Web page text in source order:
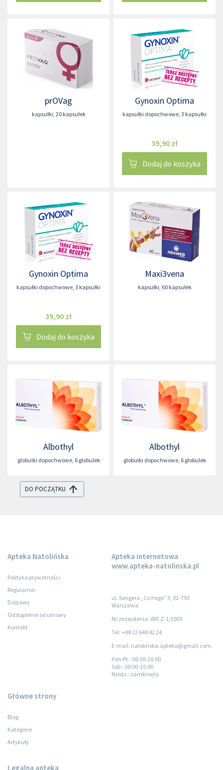
prOVag
kapsułki, 20 kapsułek
Gynoxin Optima
kapsułki dopochwowe, 3 kapsułki
39,90 zł
Dodaj do koszyka
Gynoxin Optima
kapsułki dopochwowe, 3 kapsułki
39,90 zł
Dodaj do koszyka
Maxi3vena
kapsułki, 60 kapsułek
Albothyl
globulki dopochwowe, 6 globulek
Albothyl
globulki dopochwowe, 6 globulek
DO POCZĄTKU
Apteka Natolińska
Polityka prywatności
Regulamin
Dostawy
Odstąpienie od umowy
Kontakt
Apteka internetowa
www.apteka-natolinska.pl
ul. Sengera „Cichego” 3, 02-793
Warszawa
Nr zezwolenia: WIF.Z-1/2003
Tel: +48 22 648 42 24
E-mail: natolinska.apteka@gmail.com
Pon-Pt.: 08:00-20:00
Sob.: 09:00-15:00
Niedz.: zamknięta
Główne strony
Blog
Kategorie
Artykuły
Legalna apteka